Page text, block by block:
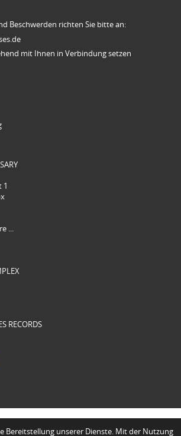
Beschwerden richten Sie bitte an:
mit Ihnen in Verbindung setzen
1
...
RECORDS
Bereitstellung unserer Dienste. Mit der Nutzung